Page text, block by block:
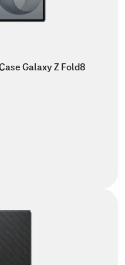
Galaxy Z Fold8